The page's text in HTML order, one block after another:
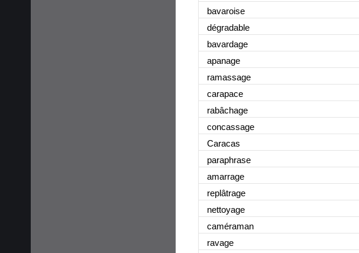
bavaroise
dégradable
bavardage
apanage
ramassage
carapace
rabâchage
concassage
Caracas
paraphrase
amarrage
replâtrage
nettoyage
caméraman
ravage